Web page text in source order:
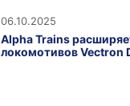
06.10.2025
Alpha Trains
локомотивов Vectron